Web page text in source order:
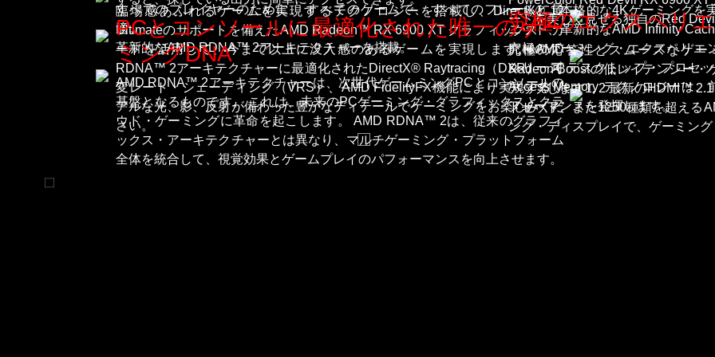
すべて
お
問
い
合
わ
せ
ードを美しく見せる独自のRed
すべてのプレイヤーのために、 すべてのゲームで、 すべてのフレームに最
適。
革新的なAMD RDNA™ 2アーキテクチャーを搭載。
ートと、本格的な4Kゲーミングを
ニット、革新的なAMD Infinity
究極のゲーミング・エクスペリ
シリーズ デスクトップ・プロセ
Access Memory テクノロジーは
フォーマンスを発揮します。
臨場感あふれるゲームを実現するテクノロジーを搭載し、DirectX® 12
Ultimateのサポートを備えたAMD Radeon™ RX 6900 XT グラフィックス・カ
ードを活用して、今まで以上に没入感のあるゲームを実現します。 AMD
RDNA™ 2アーキテクチャーに最適化されたDirectX® Raytracing（DXR）、可
変レート・シェーディング（VRS）、AMD FidelityFX機能により実現するリ
アルな光、影、反射が備わった豊かなディテールでゲーミングをお楽しみくだ
さい。
究極のエクスペリ
究極の応答性とスムーズなゲー
Radeon Boostの低レイテンシー
アップします1, 2 最新のHDMI™
ドセット、また1250種類を超える
ング・ディスプレイで、ゲーミン
PCとコンソールに最適化された唯一のゲー
ミングDNA
AMD RDNA™ 2アーキテクチャーは、次世代ゲームミングPCとコンソールの
基盤となるものです。 これは、未来のPCゲーミング・グラフィックスとクラ
ウド・ゲーミングに革命を起こします。 AMD RDNA™ 2は、従来のグラフィ
ックス・アーキテクチャーとは異なり、マルチゲーミング・プラットフォーム
全体を統合して、視覚効果とゲームプレイのパフォーマンスを向上させます。